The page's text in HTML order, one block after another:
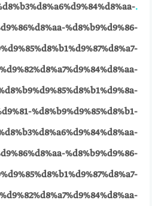
.
%d8%b9%d9%86-
%d8%b9%d9%85%d8%b1-
%d8%b9%d9%86-